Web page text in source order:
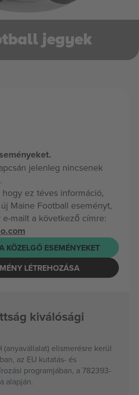
jegyek
jelenleg nincsenek
ez téves információ,
Maine Football eseményt,
mailt a következő címre:
KÖZELGŐ ESEMÉNYEKET
LÉTREHOZÁSA
kiválósági
(anyavállalat) elismerésre kerül
az EU kutatás- és
programjában, a 782393-
alapján.